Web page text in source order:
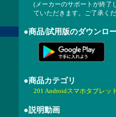
(メーカーのサポートが終了
ていただきます。ご了承く
●商品/試用版のダウンロ
●商品カテゴリ
201 Androidスマホタブレッ
●説明動画